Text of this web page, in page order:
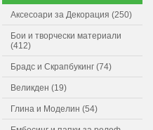
Аксесоари за Декорация (250)
Бои и творчески материали
(412)
Брадс и Скрапбукинг (74)
Великден (19)
Глина и Моделин (54)